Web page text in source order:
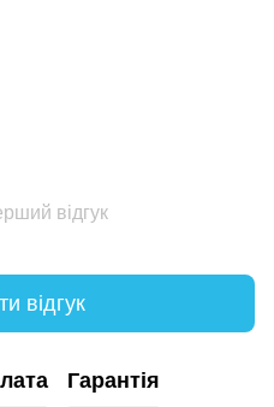
відгук
відгук
Гарантія